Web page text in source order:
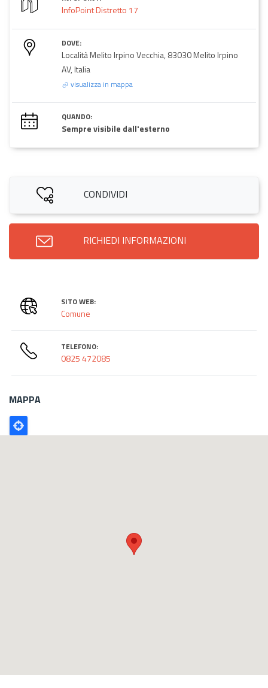
InfoPoint Distretto 17
DOVE:
Località Melito Irpino Vecchia, 83030 Melito Irpino
AV, Italia
visualizza in mappa
QUANDO:
Sempre visibile dall'esterno
CONDIVIDI
RICHIEDI INFORMAZIONI
SITO WEB:
Comune
TELEFONO:
0825 472085
MAPPA
Poligono
GEO